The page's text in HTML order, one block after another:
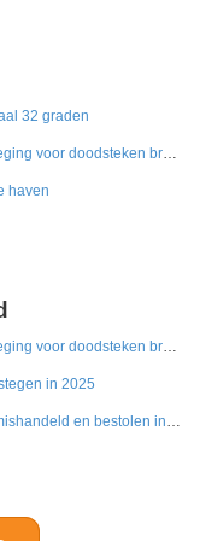
32 graden
Celstraf van 6 jaar en tbs met dwangverpleging voor doodsteken broer in Gouda
haven
Celstraf van 6 jaar en tbs met dwangverpleging voor doodsteken broer in Gouda
in 2025
Bewoner vannacht overvallen, bedreigd, mishandeld en bestolen in Leidschendam